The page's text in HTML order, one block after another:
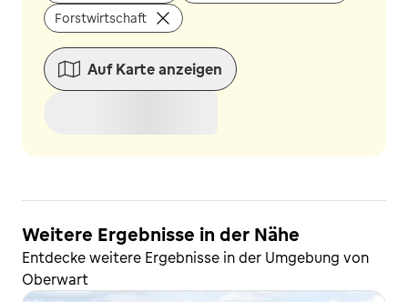
Forstwirtschaft
Auf Karte anzeigen
Weitere Ergebnisse in der Nähe
Entdecke weitere Ergebnisse in der Umgebung von
Oberwart